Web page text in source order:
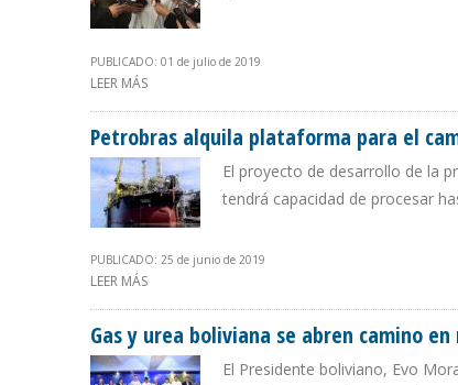
PUBLICADO: 01 de julio de 2019
LEER MÁS
Petrobras alquila plataforma para el
El proyecto de desarrollo de la
tendrá capacidad de procesar
PUBLICADO: 25 de junio de 2019
LEER MÁS
Gas y urea boliviana se abren camino
El Presidente boliviano, Evo